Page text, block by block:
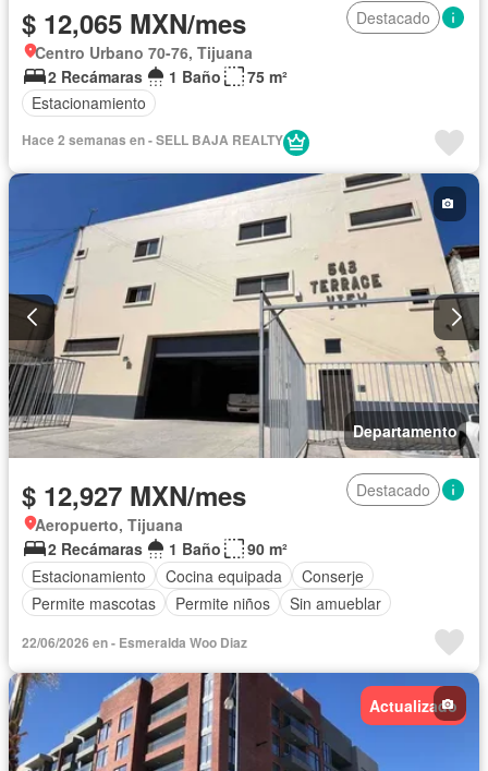
$ 12,065 MXN/mes
Destacado
Centro Urbano 70-76, Tijuana
2 Recámaras
1 Baño
75 m²
Estacionamiento
Hace 2 semanas en - SELL BAJA REALTY
Departamento
$ 12,927 MXN/mes
Destacado
Aeropuerto, Tijuana
2 Recámaras
1 Baño
90 m²
Estacionamiento
Cocina equipada
Conserje
Permite mascotas
Permite niños Sin amueblar
22/06/2026 en - Esmeralda Woo Diaz
Actualizado